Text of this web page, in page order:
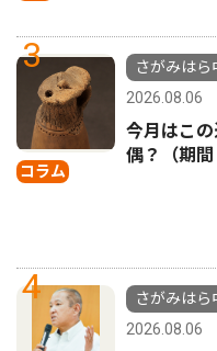
3
コラム
さがみは
2026.08.06
今月はこ
偶？（期
4
さがみは
2026.08.06